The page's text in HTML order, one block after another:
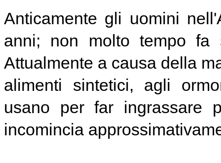
Anticamente gli uomini
anni; non molto tempo
Attualmente a causa della
alimenti sintetici, agli
usano per far ingrassare
incomincia